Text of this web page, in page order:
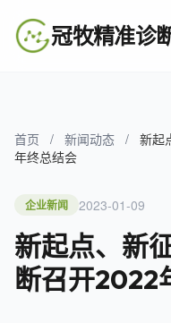
冠牧精准诊
首页 / 新闻动态 / 新起
年终总结会
企业新闻 2023-01-09
新起点、新
断召开2022